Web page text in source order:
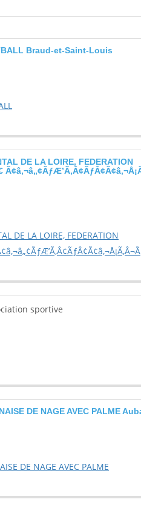
Braud-et-Saint-Louis
DE LA LOIRE, FEDERATION
DE LA LOIRE, FEDERATION
sportive
DE NAGE AVEC PALME
DE NAGE AVEC PALME